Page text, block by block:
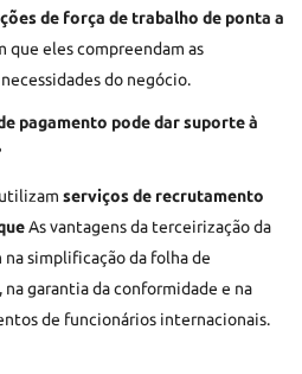
de força de trabalho de ponta a
que eles compreendam as
do negócio.
pagamento pode dar suporte à
serviços de recrutamento
As vantagens da terceirização da
simplificação da folha de
na garantia da conformidade e na
de funcionários internacionais.